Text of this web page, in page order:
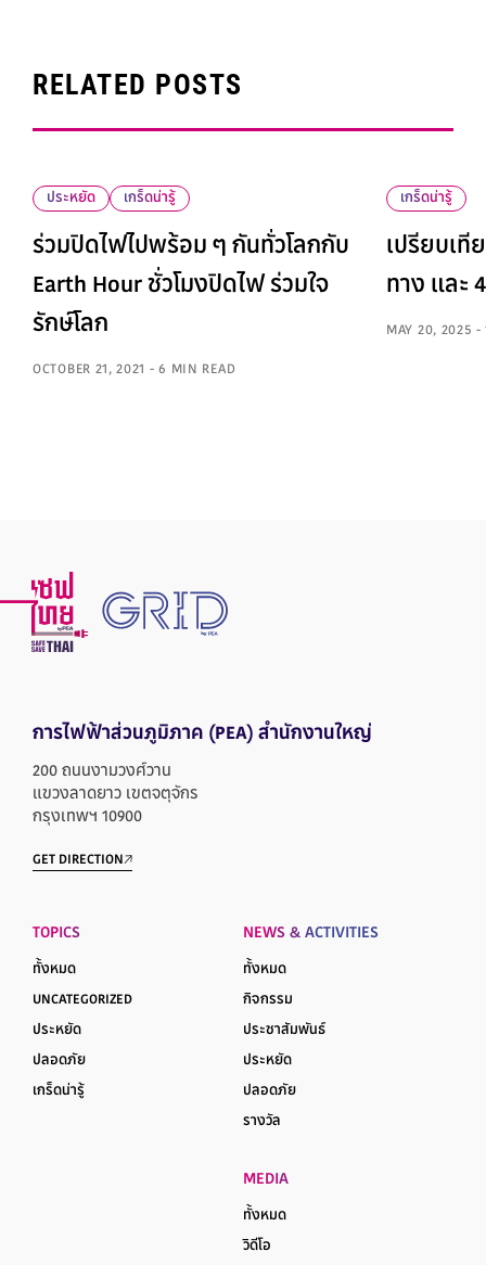
RELATED POSTS
ประหยัด เกร็ดน่ารู้
ร่วมปิดไฟไปพร้อม ๆ กันทั่วโลกกับ
Earth Hour ชั่วโมงปิดไฟ ร่วมใจ
รักษ์โลก
OCTOBER 21, 2021 - 6 MIN READ
เกร็ดน่ารู้
เปรียบเที
ทาง และ
MAY 20, 2025 -
การไฟฟ้าส่วนภูมิภาค (PEA) สำนักงานใหญ่
200 ถนนงามวงศ์วาน
แขวงลาดยาว เขตจตุจักร
กรุงเทพฯ 10900
GET DIRECTION
TOPICS
ทั้งหมด
UNCATEGORIZED
ประหยัด
ปลอดภัย
เกร็ดน่ารู้
NEWS & ACTIVITIES
ทั้งหมด
กิจกรรม
ประชาสัมพันธ์
ประหยัด
ปลอดภัย
รางวัล
MEDIA
ทั้งหมด
วิดีโอ